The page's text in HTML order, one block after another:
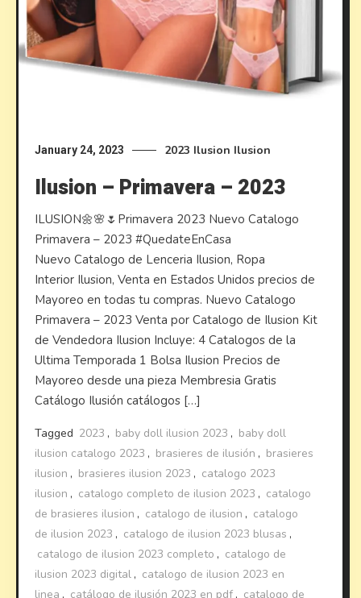
January 24, 2023 2023 Ilusion Ilusion
Ilusion – Primavera – 2023
ILUSION🌼🌸🌷Primavera 2023 Nuevo Catalogo
Primavera – 2023 #QuedateEnCasa
Nuevo Catalogo de Lenceria Ilusion, Ropa
Interior Ilusion, Venta en Estados Unidos precios de
Mayoreo en todas tu compras. Nuevo Catalogo
Primavera – 2023 Venta por Catalogo de Ilusion Kit
de Vendedora Ilusion Incluye: 4 Catalogos de la
Ultima Temporada 1 Bolsa Ilusion Precios de
Mayoreo desde una pieza Membresia Gratis
Catálogo Ilusión catálogos […]
Tagged 2023 , baby doll ilusion 2023 , baby doll
ilusion catalogo 2023 , brasieres de ilusión , brasieres
ilusion , brasieres ilusion 2023 , catalogo 2023
ilusion , catalogo completo de ilusion 2023 , catalogo
de brasieres ilusion , catalogo de ilusion , catalogo
de ilusion 2023 , catalogo de ilusion 2023 blusas ,
catalogo de ilusion 2023 completo , catalogo de
ilusion 2023 digital , catalogo de ilusion 2023 en
linea , catálogo de ilusión 2023 en pdf , catalogo de